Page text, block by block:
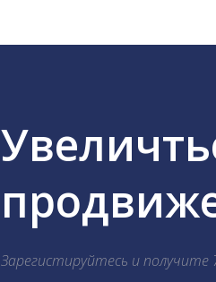
Зарегистируйтесь и получите